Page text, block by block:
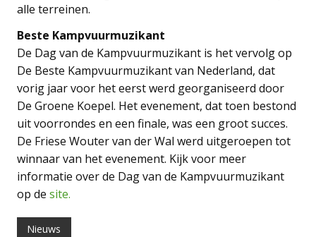
alle terreinen.
Beste Kampvuurmuzikant
De Dag van de Kampvuurmuzikant is het vervolg op
De Beste Kampvuurmuzikant van Nederland, dat
vorig jaar voor het eerst werd georganiseerd door
De Groene Koepel. Het evenement, dat toen bestond
uit voorrondes en een finale, was een groot succes.
De Friese Wouter van der Wal werd uitgeroepen tot
winnaar van het evenement. Kijk voor meer
informatie over de Dag van de Kampvuurmuzikant
op de site.
Nieuws